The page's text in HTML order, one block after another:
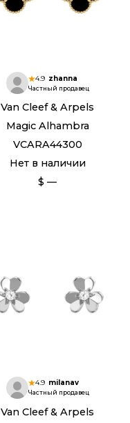
4.9 zhanna
Частный продавец
Van Cleef & Arpels
Magic Alhambra
VCARA44300
Нет в наличии
$ —
4.9 milanav
Частный продавец
Van Cleef & Arpels